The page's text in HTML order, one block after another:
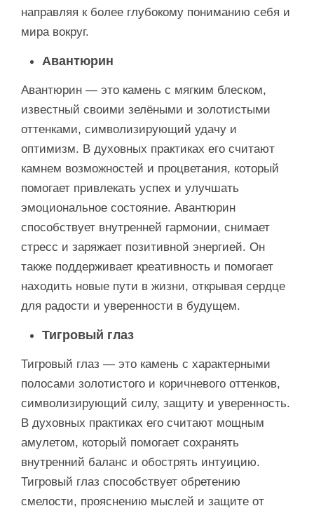
направляя к более глубокому пониманию себя и
мира вокруг.
Авантюрин
Авантюрин — это камень с мягким блеском,
известный своими зелёными и золотистыми
оттенками, символизирующий удачу и
оптимизм. В духовных практиках его считают
камнем возможностей и процветания, который
помогает привлекать успех и улучшать
эмоциональное состояние. Авантюрин
способствует внутренней гармонии, снимает
стресс и заряжает позитивной энергией. Он
также поддерживает креативность и помогает
находить новые пути в жизни, открывая сердце
для радости и уверенности в будущем.
Тигровый глаз
Тигровый глаз — это камень с характерными
полосами золотистого и коричневого оттенков,
символизирующий силу, защиту и уверенность.
В духовных практиках его считают мощным
амулетом, который помогает сохранять
внутренний баланс и обострять интуицию.
Тигровый глаз способствует обретению
смелости, прояснению мыслей и защите от